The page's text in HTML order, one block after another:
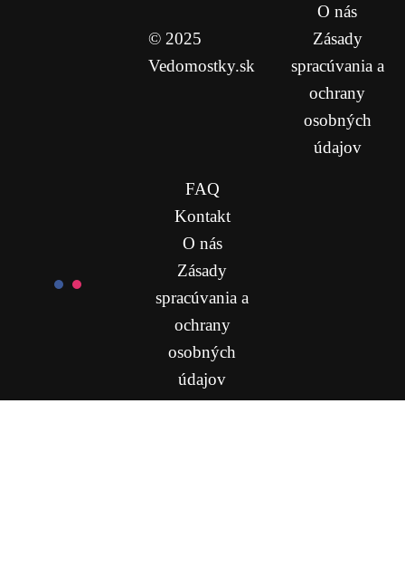
© 2025
Vedomostky.sk
O nás
Zásady
spracúvania a
ochrany
osobných
údajov
FAQ
Kontakt
O nás
Zásady
spracúvania a
ochrany
osobných
údajov